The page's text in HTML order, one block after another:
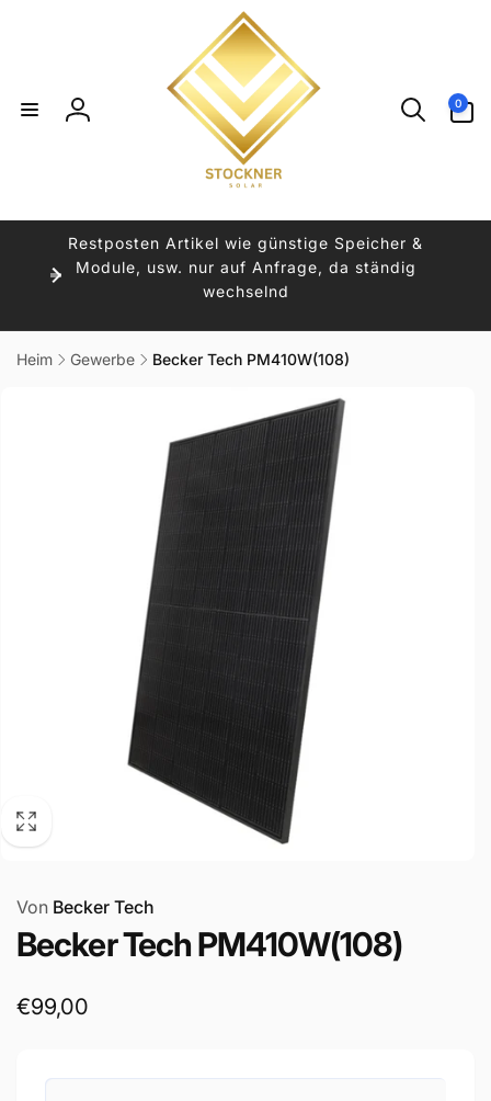
Einloggen
0
Artikel
Restposten Artikel wie günstige Speicher &
Module, usw. nur auf Anfrage, da ständig
wechselnd
Heim Gewerbe Becker Tech PM410W(108)
Von Becker Tech
Becker Tech PM410W(108)
Normaler
€99,00